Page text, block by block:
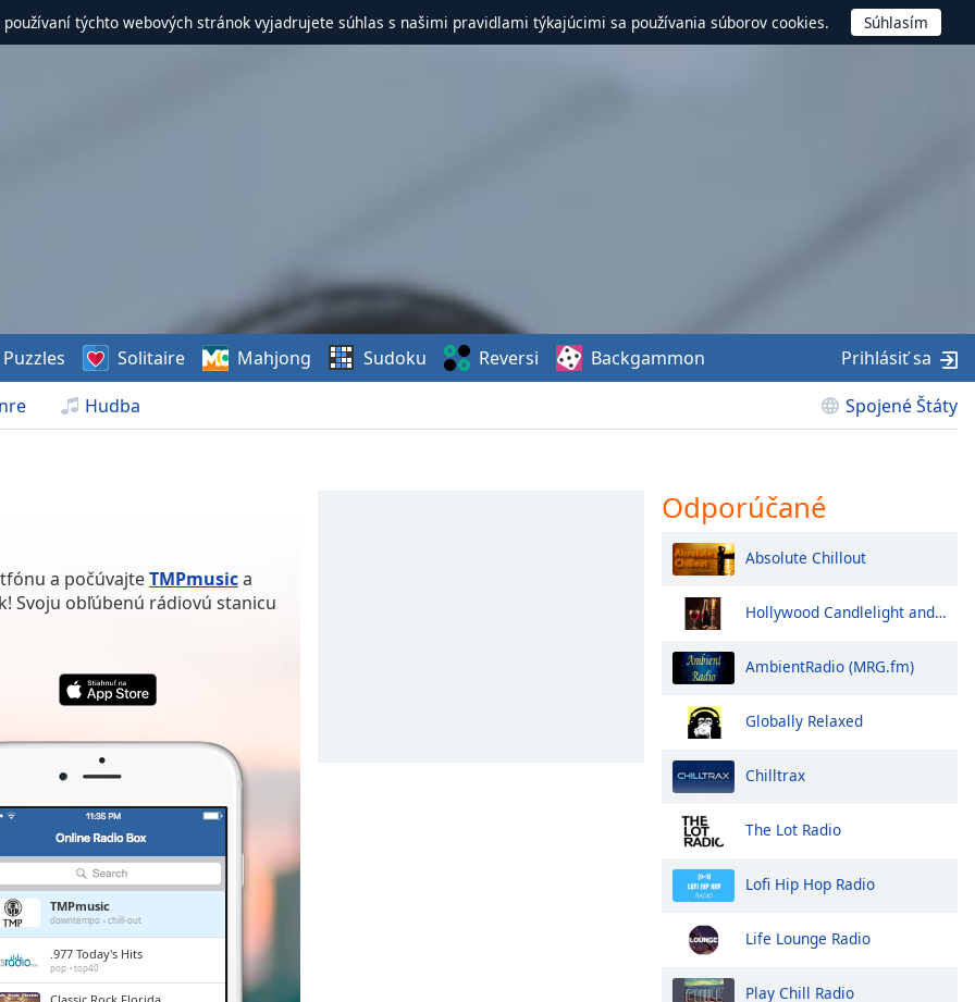
používaní týchto webových stránok vyjadrujete súhlas s našimi pravidlami týkajúcimi sa používania súborov cookies.
Hudba Spojené Štáty
Puzzles Solitaire Mahjong Sudoku Reversi Backgammon Prihlásiť sa
a počúvajteTMPmusica
Svoju obľúbenú rádiovú stanicu
TMPmusic
downtempo chill-out
.977 Today's Hits
pop top40
Odporúčané
Absolute Chillout
Hollywood Candlelight and Wine
AmbientRadio (MRG.fm)
Globally Relaxed
Chilltrax
The Lot Radio
Lofi Hip Hop Radio
Life Lounge Radio
Play Chill Radio